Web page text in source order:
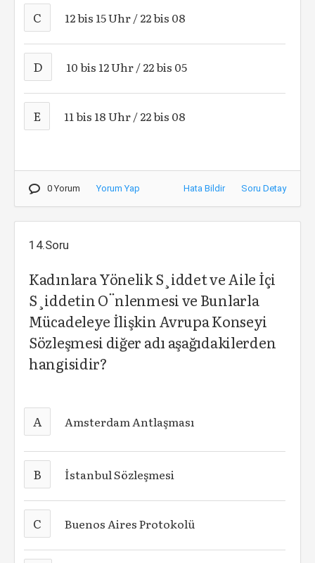
C 12 bis 15 Uhr / 22 bis 08
D 10 bis 12 Uhr / 22 bis 05
E 11 bis 18 Uhr / 22 bis 08
0 Yorum Yorum Yap Hata Bildir Soru Detay
14.Soru
Kadınlara Yönelik S¸iddet ve Aile İçi
S¸iddetin O¨nlenmesi ve Bunlarla
Mücadeleye İlişkin Avrupa Konseyi
Sözleşmesi diğer adı aşağıdakilerden
hangisidir?
A Amsterdam Antlaşması
B İstanbul Sözleşmesi
C Buenos Aires Protokolü